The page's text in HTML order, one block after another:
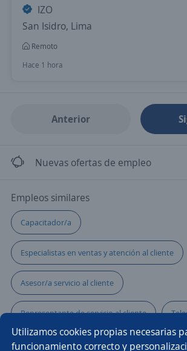
IZO
San Isidro, Lima
Remoto
Hace 1 hora
Anterior
Nuevas ofertas de empleo
Empleos similares
Capacitador/a
Especialistas en ventas y atención al cliente
Asesor/a servicio al cliente
Representante de servicio al cliente
Ejecutivo/a comercial Promotor de
Utilizamos cookies propias necesarias
funcionamiento correcto y